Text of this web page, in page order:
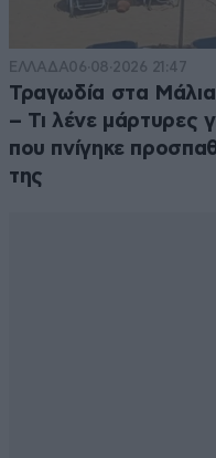
ΕΛΛΑΔΑ06·08·2026 21:47
Τραγωδία στα
– Τι λένε μάρτυρες
που πνίγηκε
της